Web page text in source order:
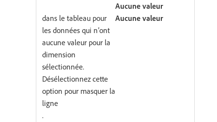
Aucune valeur
dans le tableau pour
les données qui n’ont
aucune valeur pour la
dimension
sélectionnée.
Désélectionnez cette
option pour masquer la
ligne
Aucune valeur
.